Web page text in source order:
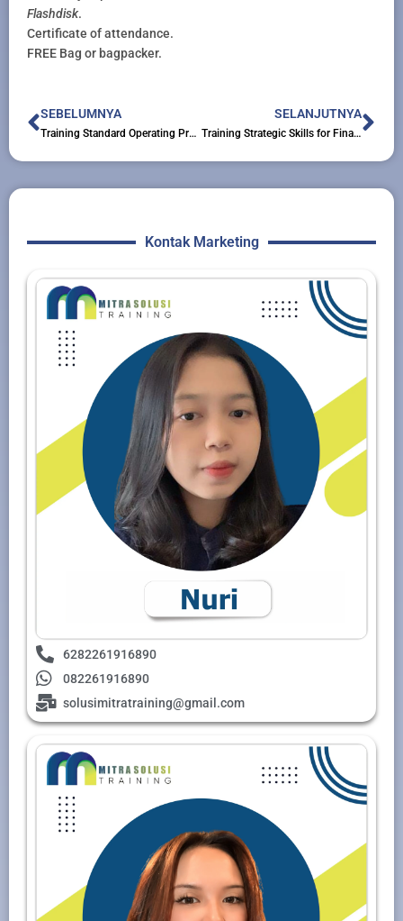
Flashdisk.
Certificate of attendance.
FREE Bag or bagpacker.
Prev
SEBELUMNYA
Training Standard Operating Procedure SOP Finance
SELANJUTNYA
Training Strategic Skills for Financial Controllers
Kontak Marketing
6282261916890
082261916890
solusimitratraining@gmail.com